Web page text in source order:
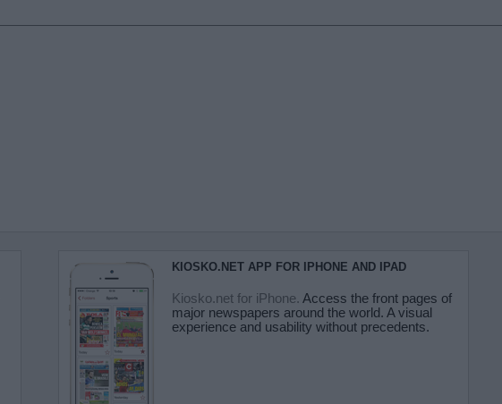
KIOSKO.NET APP FOR IPHONE AND IPAD
Kiosko.net for iPhone. Access the front pages of
major newspapers around the world. A visual
experience and usability without precedents.